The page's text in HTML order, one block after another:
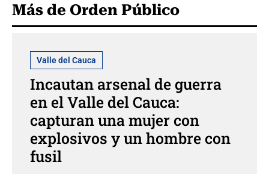
Más de Orden Público
Valle del Cauca
Incautan arsenal de guerra
en el Valle del Cauca:
capturan una mujer con
explosivos y un hombre con
fusil